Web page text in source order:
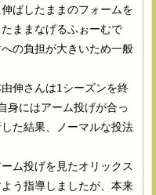
ばしたままのフォームを
ままなげるふぉーむで
の負担が大きいため一般
伸さんは1シーズンを終
身にはアーム投げが合っ
た結果、ノーマルな投法
ム投げを見たオリックス
う指導しましたが、本来